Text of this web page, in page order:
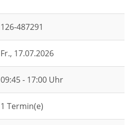
126-487291
Fr., 17.07.2026
09:45 - 17:00 Uhr
1 Termin(e)